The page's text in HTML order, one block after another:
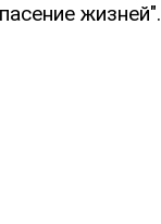
жизней".